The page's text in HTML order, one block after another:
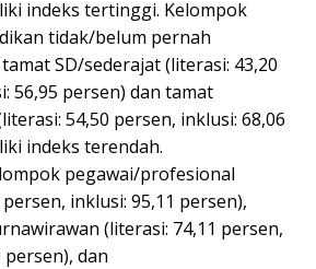
indeks tertinggi. Kelompok
tidak/belum pernah
SD/sederajat (literasi: 43,20
56,95 persen) dan tamat
54,50 persen, inklusi: 68,06
indeks terendah.
pegawai/profesional
inklusi: 95,11 persen),
(literasi: 74,11 persen,
persen), dan